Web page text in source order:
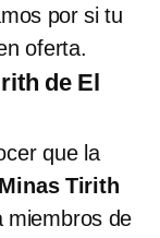
por si tu
oferta.
de El
que la
Tirith
de